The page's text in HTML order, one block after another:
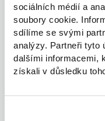
sociálních médií a
soubory cookie.
sdílíme se svými
analýzy. Partneři tyto
dalšími informacemi,
získali v důsledku
Příjmení